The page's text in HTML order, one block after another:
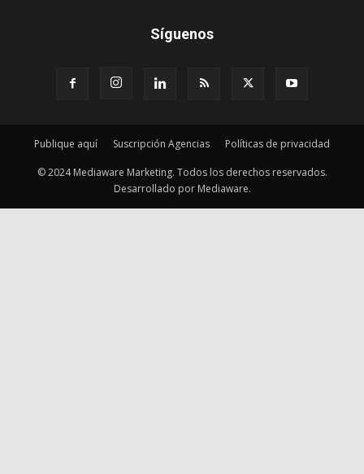
Síguenos
Publique aquí Suscripción Agencias Políticas de privacidad
© 2024 Mediaware Marketing. Todos los derechos reservados.
Desarrollado por Mediaware.